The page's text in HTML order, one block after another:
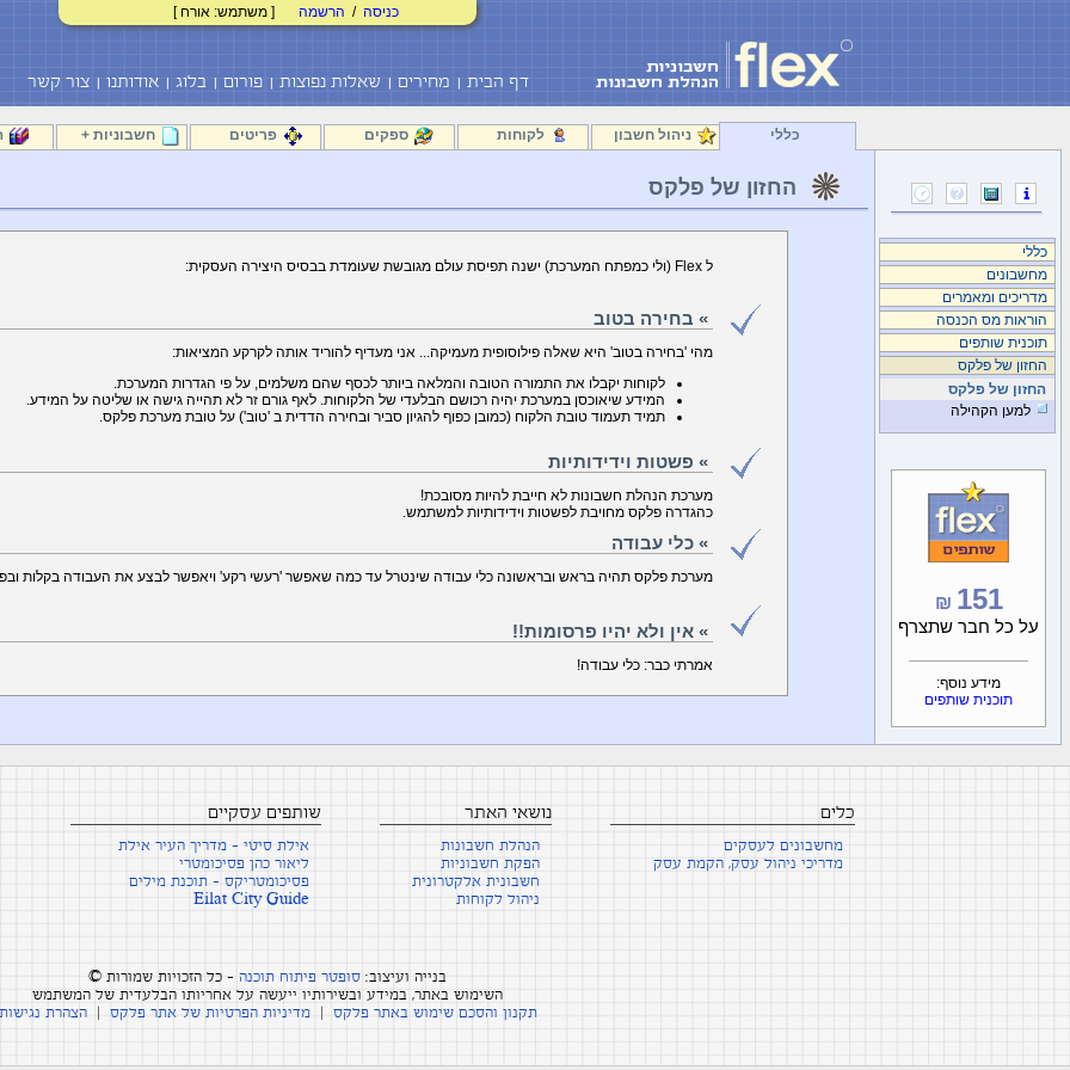
כניסה / הרשמה [ משתמש: אורח ]
דף הבית מחירים שאלות נפוצות פורום בלוג אודותנו צור קשר
כללי ניהול חשבון לקוחות ספקים פריטים חשבוניות +
כללי
מחשבונים
מדריכים ומאמרים
הוראות מס הכנסה
תוכנית שותפים
החזון של פלקס
החזון של פלקס
למען הקהילה
151
₪
על כל חבר שתצרף
מידע נוסף:
תוכנית שותפים
החזון של פלקס
ל Flex (ולי כמפתח המערכת) ישנה תפיסת עולם מגובשת שעומדת בבסיס היצירה העסקית:
» בחירה בטוב
מהי 'בחירה בטוב' היא שאלה פילוסופית מעמיקה... אני מעדיף להוריד אותה לקרקע המציאות:
לקוחות יקבלו את התמורה הטובה והמלאה ביותר לכסף שהם משלמים, על פי הגדרות המערכת.
המידע שיאוכסן במערכת יהיה רכושם הבלעדי של הלקוחות. לאף גורם זר לא תהייה גישה או שליטה על המידע.
תמיד תעמוד טובת הלקוח (כמובן כפוף להגיון סביר ובחירה הדדית ב 'טוב') על טובת מערכת פלקס.
» פשטות וידידותיות
מערכת הנהלת חשבונות לא חייבת להיות מסובכת!
כהגדרה פלקס מחויבת לפשטות וידידותיות למשתמש.
» כלי עבודה
מערכת פלקס תהיה בראש ובראשונה כלי עבודה שינטרל עד כמה שאפשר 'רעשי רקע' ויאפשר לבצע את העבודה בקלות
» אין ולא יהיו פרסומות!!
אמרתי כבר: כלי עבודה!
כלים
מחשבונים לעסקים
מדריכי ניהול עסק, הקמת עסק
נושאי האתר
הנהלת חשבונות
הפקת חשבוניות
חשבונית אלקטרונית
ניהול לקוחות
שותפים עסקיים
אילת סיטי - מדריך העיר אילת
ליאור כהן פסיכומטרי
פסיכומטריקס - תוכנת מילים
Eilat City Guide
בנייה ועיצוב: סופטר פיתוח תוכנה - כל הזכויות שמורות ©
השימוש באתר, במידע ובשירותיו ייעשה על אחריותו הבלעדית של המשתמש
תקנון והסכם שימוש באתר פלקס |מדיניות הפרטיות של אתר פלקס |הצהרת